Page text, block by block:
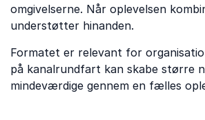
omgivelserne. Når oplevelsen
understøtter hinanden.
Formatet er relevant for
på kanalrundfart kan skabe større
mindeværdige gennem en fælles